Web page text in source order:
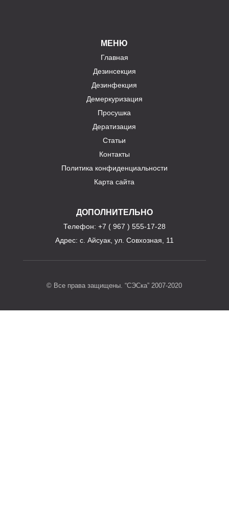
МЕНЮ
Главная
Дезинсекция
Дезинфекция
Демеркуризация
Просушка
Дератизация
Статьи
Контакты
Политика конфиденциальности
Карта сайта
ДОПОЛНИТЕЛЬНО
Телефон: +7 ( 967 ) 555-17-28
Адрес: с. Айсуак, ул. Совхозная, 11
© Все права защищены. “СЭСка” 2007-2020